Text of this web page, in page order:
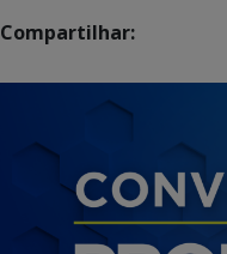
Compartilhar: